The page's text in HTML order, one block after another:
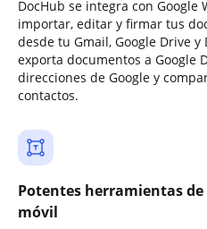
DocHub se integra con Google
importar, editar y firmar tus
desde tu Gmail, Google Drive
exporta documentos a Google
direcciones de Google y
contactos.
Potentes herramientas
móvil